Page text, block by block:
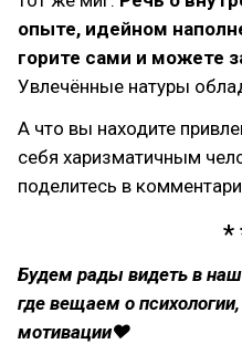
опыте, идейном
горите сами и можете
Увлечённые натуры
А что вы находите
себя харизматичным
поделитесь в
Будем рады видеть в
где вещаем о
мотивации❤